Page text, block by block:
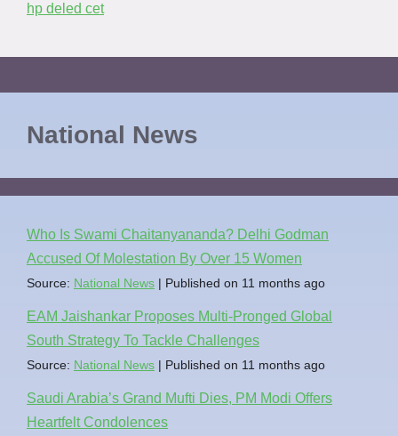
hp deled cet
National News
Who Is Swami Chaitanyananda? Delhi Godman
Accused Of Molestation By Over 15 Women
Source: National News Published on 11 months ago
EAM Jaishankar Proposes Multi-Pronged Global
South Strategy To Tackle Challenges
Source: National News Published on 11 months ago
Saudi Arabia’s Grand Mufti Dies, PM Modi Offers
Heartfelt Condolences